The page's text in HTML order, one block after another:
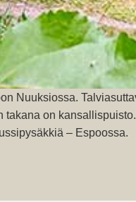
Nuuksiossa.
takana on
– Espoossa.